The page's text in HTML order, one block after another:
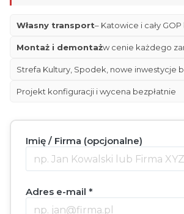
Własny transport– Katowice i cały
Montaż i demontażw cenie każdego
Strefa Kultury, Spodek, nowe inwestycje
Projekt konfiguracji i wycena bezpłatnie
Imię / Firma (opcjonalne)
Adres e-mail *